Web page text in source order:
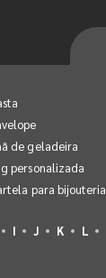
de geladeira
personalizada
para bijouteria
I J K L